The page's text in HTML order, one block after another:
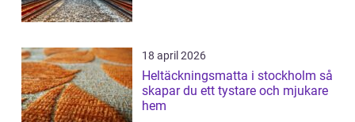
18 april 2026
Heltäckningsmatta i stockholm så
skapar du ett tystare och mjukare
hem